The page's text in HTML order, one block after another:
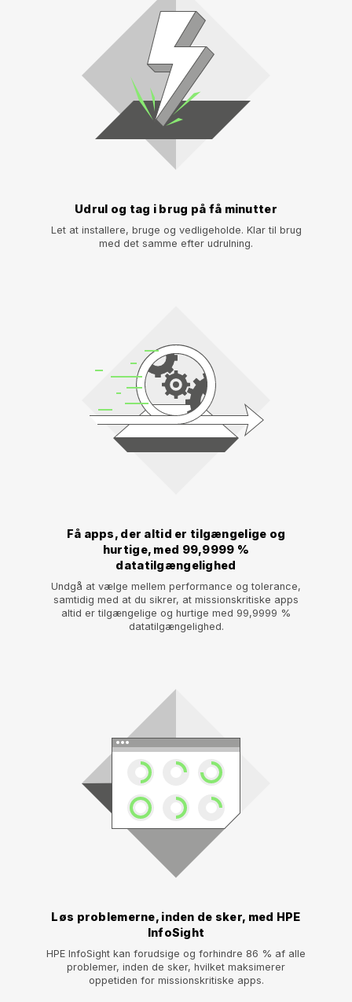
Udrul og tag i brug på få minutter
Let at installere, bruge og vedligeholde. Klar til brug
med det samme efter udrulning.
Få apps, der altid er tilgængelige og
hurtige, med 99,9999 %
datatilgængelighed
Undgå at vælge mellem performance og tolerance,
samtidig med at du sikrer, at missionskritiske apps
altid er tilgængelige og hurtige med 99,9999 %
datatilgængelighed.
Løs problemerne, inden de sker, med HPE
InfoSight
HPE InfoSight kan forudsige og forhindre 86 % af alle
problemer, inden de sker, hvilket maksimerer
oppetiden for missionskritiske apps.